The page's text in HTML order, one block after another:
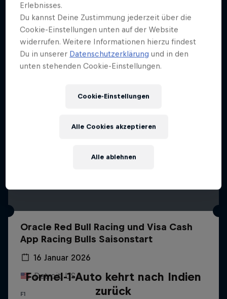
Weiter geht´s hier
Spannende und actionreiche Sport-Highlights
1 Staffel · 10 Folgen
DRIFTING
Oracle Red Bull Racing und Visa Cash
App Racing Bulls Saisonstart
16 Januar 2026
Detroit, USA
F1
Formel-1-Auto kehrt nach Indien
zurück
Erlebnisses.
Du kannst Deine Zustimmung jederzeit über die
Cookie-Einstellungen unten auf der Website
widerrufen. Weitere Informationen hierzu findest
Du in unserer Datenschutzerklärung und in den
unten stehenden Cookie-Einstellungen.
Cookie-Einstellungen
Alle ablehnen
Alle Cookies akzeptieren